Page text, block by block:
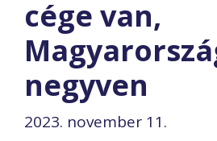
cége van,
negyven
2023. november 11.